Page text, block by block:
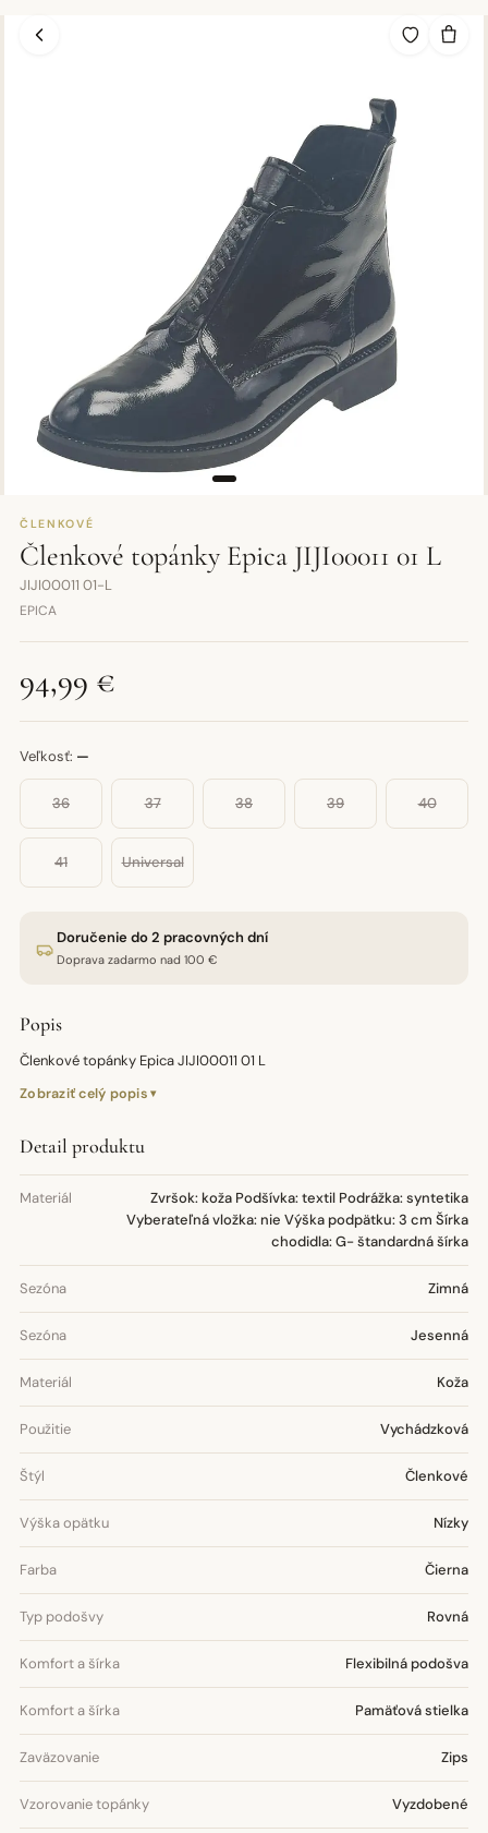
ČLENKOVÉ
Členkové topánky Epica JIJI00011 01 L
JIJI00011 01-L
EPICA
94,99 €
Veľkosť: —
36 37 38 39 40
41 Universal
Doručenie do 2 pracovných dní
Doprava zadarmo nad 100 €
Popis
Členkové topánky Epica JIJI00011 01 L
Zobraziť celý popis
Detail produktu
Materiál
Zvršok: koža Podšívka: textil Podrážka: syntetika
Vyberateľná vložka: nie Výška podpätku: 3 cm Šírka
chodidla: G- štandardná šírka
Sezóna Zimná
Sezóna Jesenná
Materiál Koža
Použitie Vychádzková
Štýl Členkové
Výška opätku Nízky
Farba Čierna
Typ podošvy Rovná
Komfort a šírka Flexibilná podošva
Komfort a šírka Pamäťová stielka
Zaväzovanie Zips
Vzorovanie topánky Vyzdobené